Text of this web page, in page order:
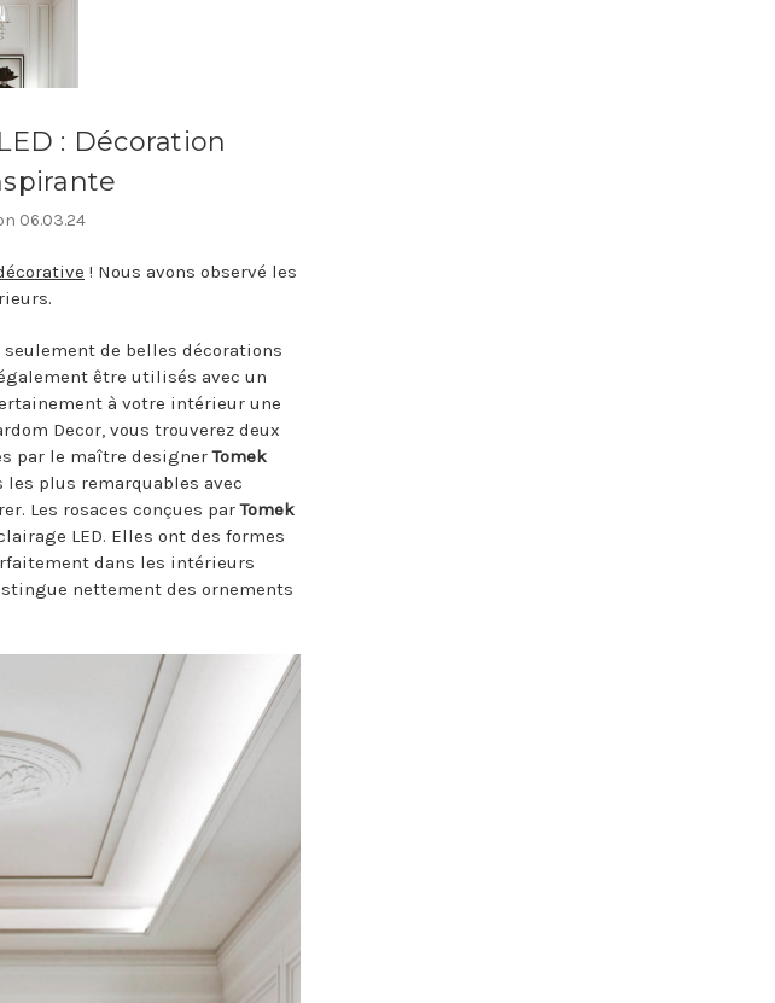
: Décoration
06.03.24
! Nous avons observé les
seulement de belles décorations
être utilisés avec un
à votre intérieur une
Decor, vous trouverez deux
par le maître designerTomek
plus remarquables avec
Les rosaces conçues parTomek
LED. Elles ont des formes
dans les intérieurs
nettement des ornements